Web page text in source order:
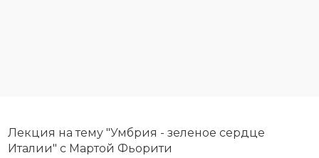
Лекция на тему "Умбрия - зеленое сердце
Италии" с Мартой Фьорити